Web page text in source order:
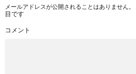
メールアドレスが公開されることはありません。
目です
コメント